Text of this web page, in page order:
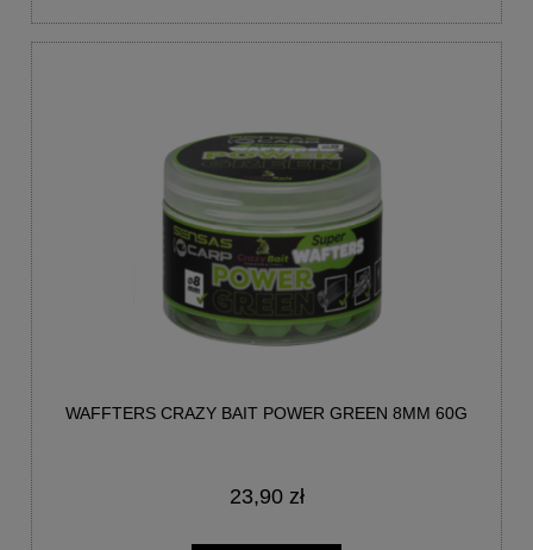
WAFFTERS CRAZY BAIT POWER GREEN 8MM 60G
23,90 zł